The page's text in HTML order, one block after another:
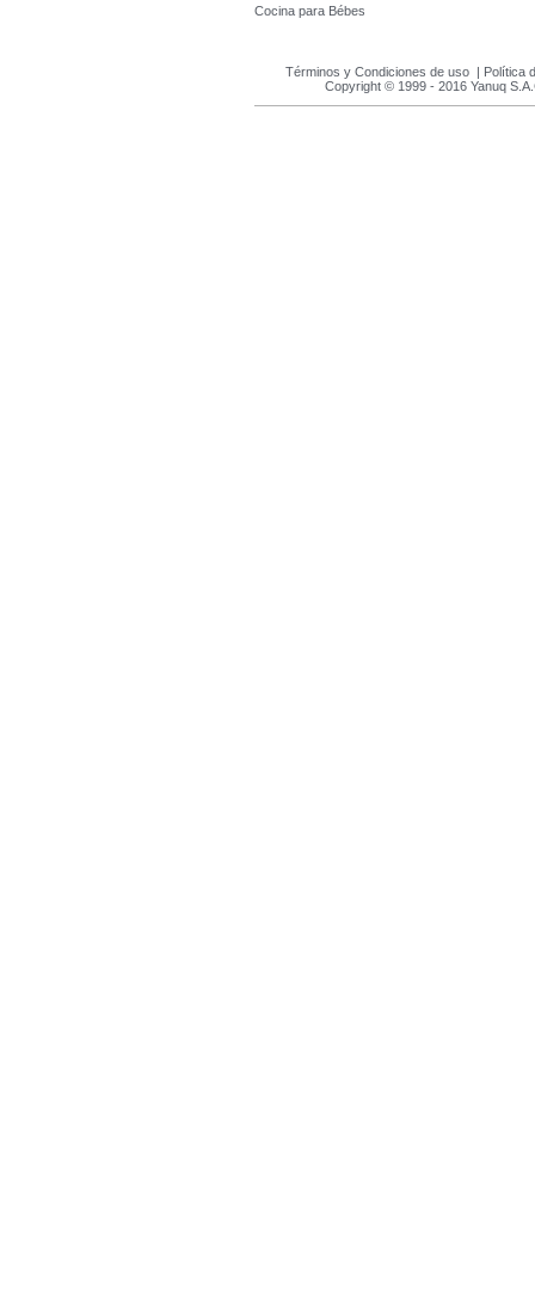
Cocina para Bébes
Términos y Condiciones de uso| Política
Copyright © 1999 - 2016 Yanuq